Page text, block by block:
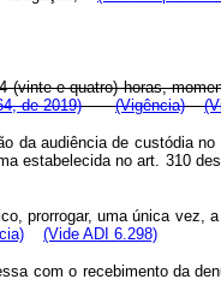
e quatro) horas,
de 2019) (Vigência)
da audiência de custódia
estabelecida no art.
prorrogar, uma única vez,
(Vide ADI 6.298)
com o recebimento da